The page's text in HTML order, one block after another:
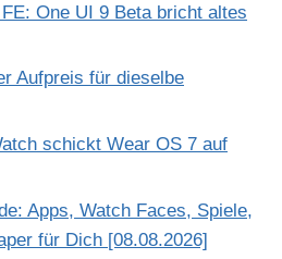
One UI 9 Beta bricht altes
Aufpreis für dieselbe
schickt Wear OS 7 auf
Apps, Watch Faces, Spiele,
für Dich [08.08.2026]